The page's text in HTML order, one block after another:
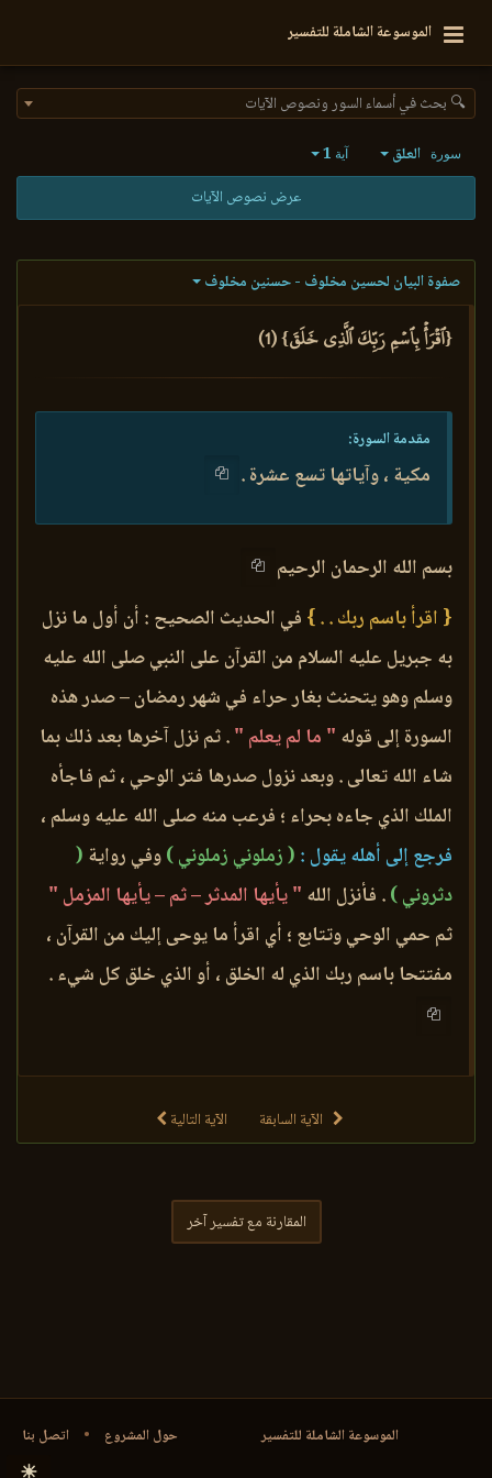
الموسوعة الشاملة للتفسير
🔍 بحث في أسماء السور ونصوص الآيات
سورة العلق آية 1
عرض نصوص الآيات
صفوة البيان لحسين مخلوف - حسنين مخلوف
{ٱقۡرَأۡ بِٱسۡمِ رَبِّكَ ٱلَّذِي خَلَقَ} (1)
مقدمة السورة:
مكية ، وآياتها تسع عشرة .
بسم الله الرحمان الرحيم
{ اقرأ باسم ربك . . } في الحديث الصحيح : أن أول ما نزل
به جبريل عليه السلام من القرآن على النبي صلى الله عليه
وسلم وهو يتحنث بغار حراء في شهر رمضان – صدر هذه
السورة إلى قوله " ما لم يعلم ". ثم نزل آخرها بعد ذلك بما
شاء الله تعالى . وبعد نزول صدرها فتر الوحي ، ثم فاجأه
الملك الذي جاءه بحراء ؛ فرعب منه صلى الله عليه وسلم ،
فرجع إلى أهله يقول : ( زملوني زملوني )وفي رواية (
دثروني ). فأنزل الله " يأيها المدثر – ثم – يأيها المزمل "
ثم حمي الوحي وتتابع ؛ أي اقرأ ما يوحى إليك من القرآن ،
مفتتحا باسم ربك الذي له الخلق ، أو الذي خلق كل شيء .
الآية السابقة الآية التالية
المقارنة مع تفسير آخر
حول المشروع • اتصل بنا الموسوعة الشاملة للتفسير